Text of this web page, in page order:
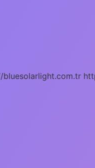
bluesolarlight.com.tr